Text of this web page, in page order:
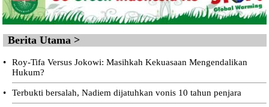
Berita Utama >
•
Roy-Tifa Versus Jokowi: Masihkah Kekuasaan Mengendalikan
Hukum?
• Terbukti bersalah, Nadiem dijatuhkan vonis 10 tahun penjara